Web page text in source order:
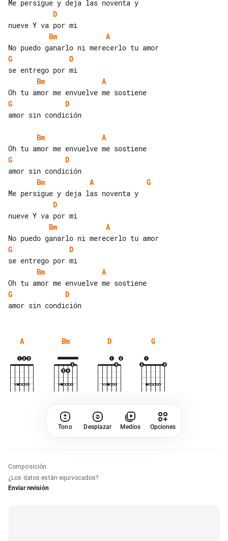
D
Bm
A
G
D
Bm
A
G
D
amor sin condición
Bm
A
G
D
Bm
A
G
D
Bm
A
G
D
Bm
A
G
D
A Bm D G
Tono Desplazar Medios Opciones
Composición:
¿Los datos están equivocados?
Enviar revisión